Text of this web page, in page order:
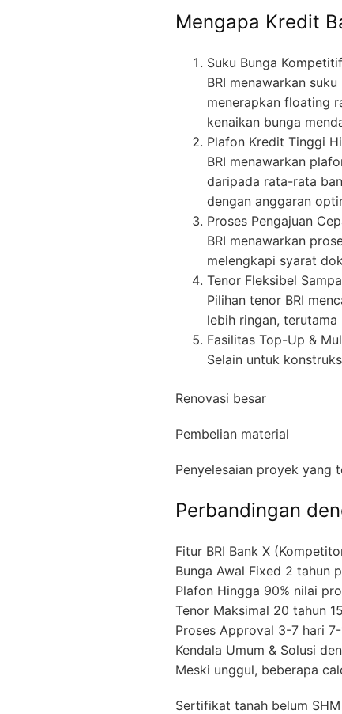
Mengapa Kredit
Suku Bunga
BRI menawarkan
menerapkan floating
kenaikan bunga
Plafon Kredit Tinggi
BRI menawarkan
daripada rata-rata
dengan anggaran
Proses Pengajuan
BRI menawarkan
melengkapi syarat
Tenor Fleksibel
Pilihan tenor BRI
lebih ringan,
Fasilitas Top-Up &
Selain untuk
Renovasi besar
Pembelian material
Penyelesaian proyek yang
Perbandingan
Fitur BRI Bank X
Bunga Awal Fixed 2 tahun
Plafon Hingga 90% nilai
Tenor Maksimal 20 tahun
Proses Approval 3-7 hari
Kendala Umum & Solusi
Meski unggul, beberapa
Sertifikat tanah belum